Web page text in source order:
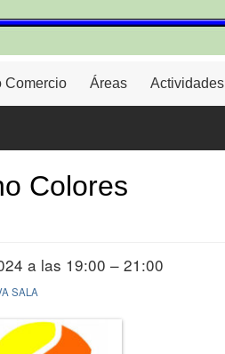
Comercio Áreas Actividades
Colores
a las 19:00 – 21:00
SALA